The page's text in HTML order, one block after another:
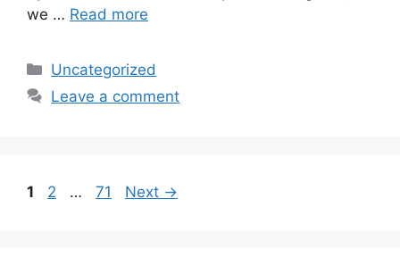
we … Read more
Categories
Uncategorized
Leave a comment
Page
1 Page
2 … Page
71 Next →